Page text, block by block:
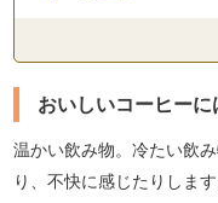
おいしいコーヒーに
温かい飲み物。冷たい飲
り、不快に感じたりします